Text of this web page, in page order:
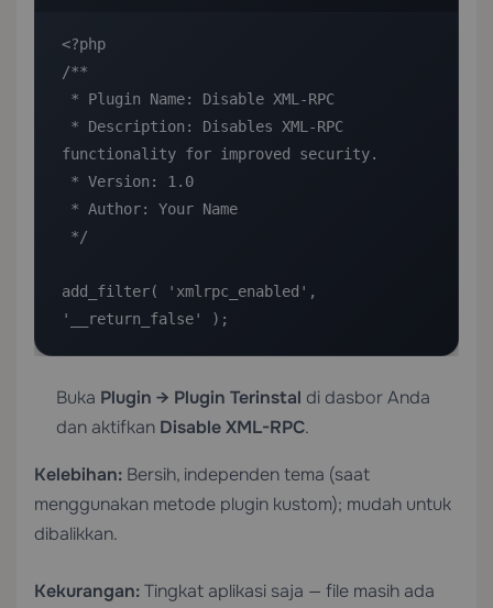
<?php
/**
functionality for improved security.
add_filter( 'xmlrpc_enabled',
'__return_false' );
Buka Plugin → Plugin Terinstal di dasbor Anda
dan aktifkan Disable XML-RPC.
Kelebihan: Bersih, independen tema (saat
menggunakan metode plugin kustom); mudah untuk
dibalikkan.
Kekurangan:Tingkat aplikasi saja — file masih ada